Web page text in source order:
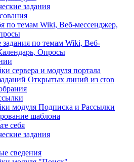
задания
по темам Wiki, Веб-мессенджер,
задания по темам Wiki, Веб-
Опросы
сервера и модуля портала
Открытых линий из cron
модуля Подписка и Рассылки
шаблона
себя
задания
сведения